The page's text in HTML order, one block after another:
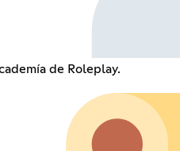
de Roleplay.